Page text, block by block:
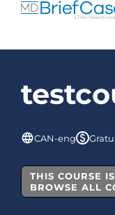
CAN-eng
THIS COURSE
BROWSE ALL